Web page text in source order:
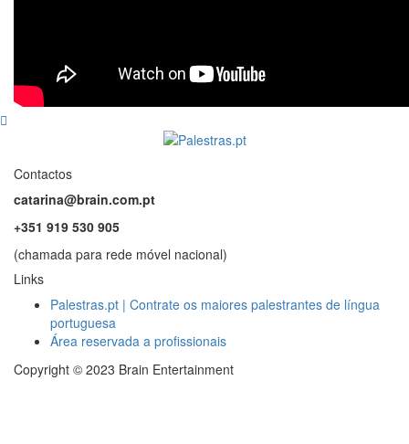
Contactos
catarina@brain.com.pt
+351 919 530 905
(chamada para rede móvel nacional)
Links
Palestras.pt | Contrate os maiores palestrantes de língua
portuguesa
Área reservada a profissionais
Copyright © 2023 Brain Entertainment